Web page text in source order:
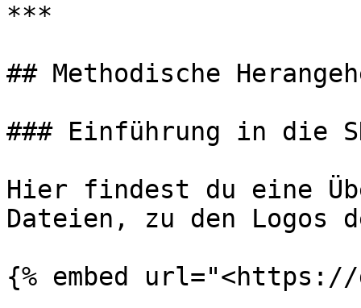
***
## Methodische
### Einführung in die
Hier findest du eine
Dateien, zu den Logos
{% embed